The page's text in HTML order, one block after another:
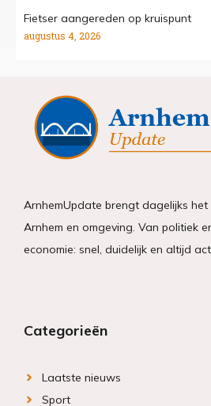
Fietser aangereden op kruispunt
augustus 4, 2026
ArnhemUpdate brengt dagelijks
Arnhem en omgeving. Van politiek
economie: snel, duidelijk en altijd
Categorieën
Laatste nieuws
Sport